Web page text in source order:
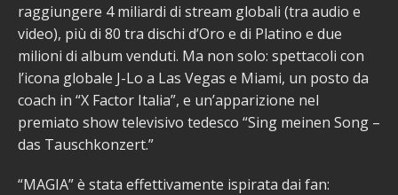
raggiungere 4 miliardi di stream globali (tra audio e
video), più di 80 tra dischi d’Oro e di Platino e due
milioni di album venduti. Ma non solo: spettacoli con
l’icona globale J-Lo a Las Vegas e Miami, un posto da
coach in “X Factor Italia”, e un’apparizione nel
premiato show televisivo tedesco “Sing meinen Song –
das Tauschkonzert.”
“MAGIA” è stata effettivamente ispirata dai fan: